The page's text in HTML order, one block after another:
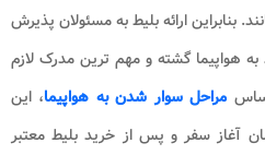
بنابراین ارائه بلیط به مسئولان پذیرش
هواپیما گشته و مهم ترین مدرک لازم
مراحل سوار شدن به هواپیما، این
آغاز سفر و پس از خرید بلیط معتبر